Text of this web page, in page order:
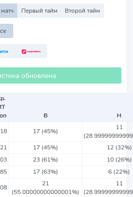
Первый тайм Второй тайм
обновлена
В
Н
17 (45%)
11
17 (45%)
12 (32%)
23 (61%)
10 (26%)
17 (63%)
6 (22%)
21
(55.00000000000001%)
11